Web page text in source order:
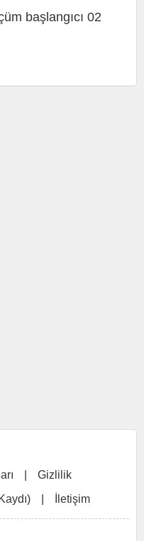
başlangıcı 02
Gizlilik
İletişim